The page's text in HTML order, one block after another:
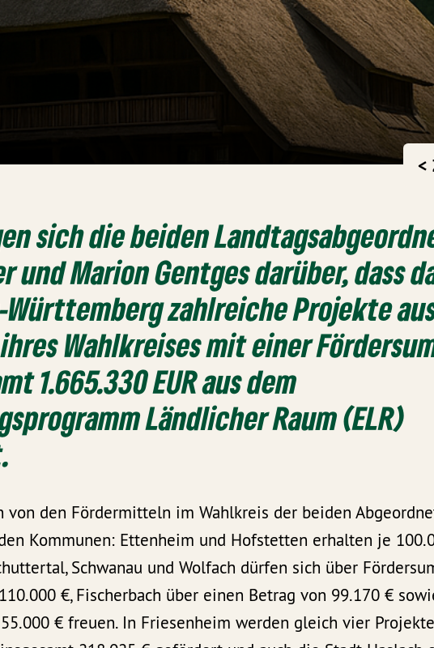
<
sich die beiden
und Marion Gentges darüber, dass
Württemberg zahlreiche Projekte
Wahlkreises mit einer
1.665.330 EUR aus dem
Ländlicher Raum (ELR)
von den Fördermitteln im Wahlkreis der beiden
Kommunen: Ettenheim und Hofstetten erhalten je
Schwanau und Wolfach dürfen sich über
€, Fischerbach über einen Betrag von 99.170 €
€ freuen. In Friesenheim werden gleich vier